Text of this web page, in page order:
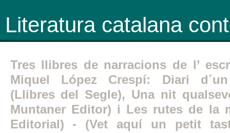
Literatura catalana
Tres llibres de narracions de l’
Miquel López Crespí: Diari
(Llibres del Segle), Una nit
Muntaner Editor) i Les rutes de la
Editorial) - (Vet aquí un petit